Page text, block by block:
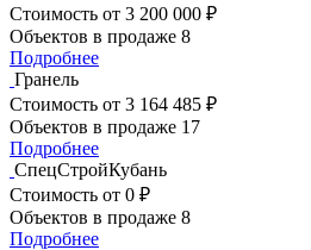
Стоимость от 3 200 000 ₽
Объектов в продаже 8
Подробнее
Гранель
Стоимость от 3 164 485 ₽
Объектов в продаже 17
Подробнее
СпецСтройКубань
Стоимость от 0 ₽
Объектов в продаже 8
Подробнее